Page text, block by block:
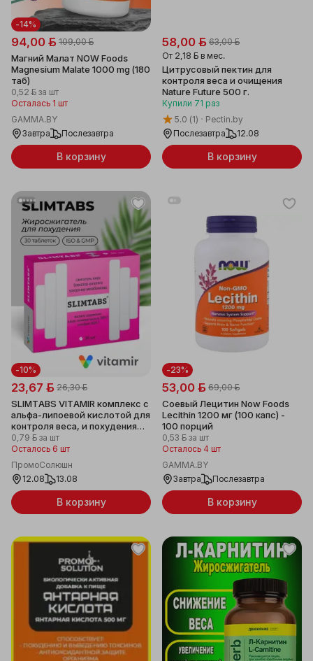
-14%
94,00 ƃ 109,00 ƃ
Магний Малат NOW Foods
Magnesium Malate 1000 mg (180
таб)
0,52 ƃ за шт
Осталась 1 шт
GAMMA.BY
Завтра
Послезавтра
В корзину
58,00 ƃ 63,00 ƃ
От 2,18 ƃ в мес.
Цитрусовый пектин для
контроля веса и очищения
Nature Future 500 г.
Купили 71 раз
5.0 (1)
Pectin.by
Послезавтра
12.08
В корзину
-10%
23,67 ƃ 26,30 ƃ
SLIMTABS VITAMIR комплекс с
альфа-липоевой кислотой для
контроля веса, и похудения
таб. №30 Слимтабс
0,79 ƃ за шт
Осталось 6 шт
ПромоСолюшн
12.08
13.08
В корзину
-23%
53,00 ƃ 69,00 ƃ
Соевый Лецитин Now Foods
Lecithin 1200 мг (100 капс) -
100 порций
0,53 ƃ за шт
Осталось 4 шт
GAMMA.BY
Завтра
Послезавтра
В корзину